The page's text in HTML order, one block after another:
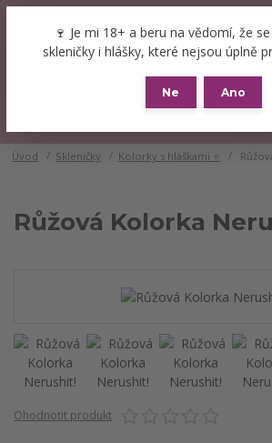
🍷 Je mi 18+ a beru na vědomí, že
skleničky i hlášky, které nejsou úplně
Ne
Ano
Úvod Skleničky Kolorky s hláškami ⭐
Růžová Kolorka
Ohodnotit produkt